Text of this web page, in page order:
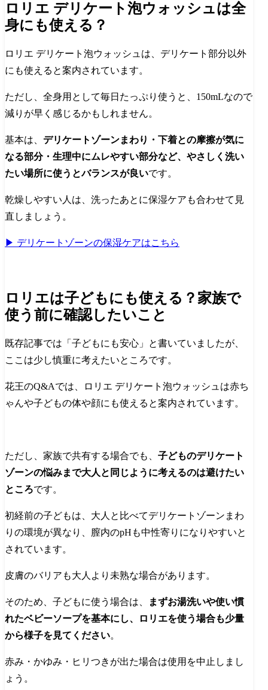
ロリエ デリケート泡ウォッシュは全
身にも使える？
ロリエ デリケート泡ウォッシュは、デリケート部分以外
にも使えると案内されています。
ただし、全身用として毎日たっぷり使うと、150mLなので
減りが早く感じるかもしれません。
基本は、 デリケートゾーンまわり・下着との摩擦が気に
なる部分・生理中にムレやすい部分など、やさしく洗い
たい場所に使うとバランスが良いです。
乾燥しやすい人は、洗ったあとに保湿ケアも合わせて見
直しましょう。
▶ デリケートゾーンの保湿ケアはこちら
ロリエは子どもにも使える？家族で
使う前に確認したいこと
既存記事では「子どもにも安心」と書いていましたが、
ここは少し慎重に考えたいところです。
花王のQ&Aでは、ロリエ デリケート泡ウォッシュは赤ち
ゃんや子どもの体や顔にも使えると案内されています。
ただし、家族で共有する場合でも、 子どものデリケート
ゾーンの悩みまで大人と同じように考えるのは避けたい
ところです。
初経前の子どもは、大人と比べてデリケートゾーンまわ
りの環境が異なり、膣内のpHも中性寄りになりやすいと
されています。
皮膚のバリアも大人より未熟な場合があります。
そのため、子どもに使う場合は、
まずお湯洗いや使い慣
れたベビーソープを基本にし、ロリエを使う場合も少量
から様子を見てください。
赤み・かゆみ・ヒリつきが出た場合は使用を中止しまし
ょう。